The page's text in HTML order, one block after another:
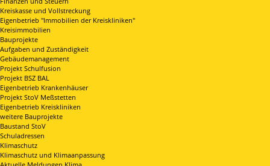
Kreiskasse und Vollstreckung
Eigenbetrieb "Immobilien der Kreiskliniken"
Kreisimmobilien
Bauprojekte
Aufgaben und Zuständigkeit
Gebäudemanagement
Projekt Schulfusion
Projekt BSZ BAL
Eigenbetrieb Krankenhäuser
Projekt StoV Meßstetten
Eigenbetrieb Kreiskliniken
weitere Bauprojekte
Baustand StoV
Schuladressen
Klimaschutz
Klimaschutz und Klimaanpassung